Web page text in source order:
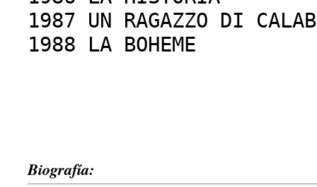
1987 UN RAGAZZO DI
1988 LA BOHEME
Biografía: